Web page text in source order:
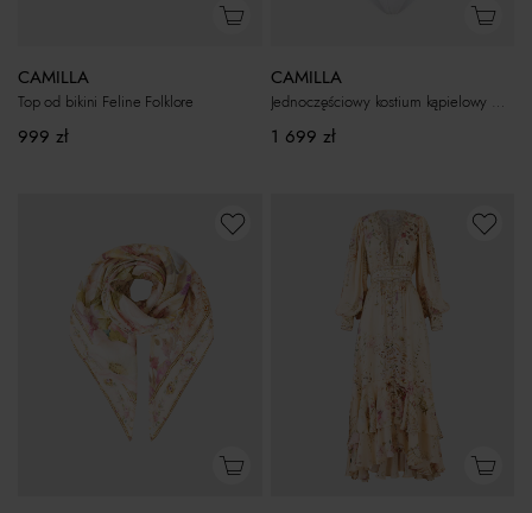
CAMILLA
Top od bikini Feline Folklore
999 zł
CAMILLA
Jednoczęściowy kostium kąpielowy Chain Gang
1 699 zł